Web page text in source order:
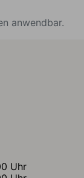
anwendbar.
Uhr